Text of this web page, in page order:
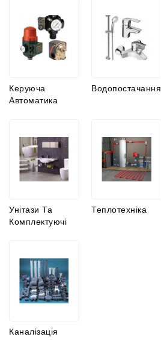
Керуюча
Автоматика
Водопостачання
Унітази Та
Комплектуючі
Теплотехніка
Каналізація